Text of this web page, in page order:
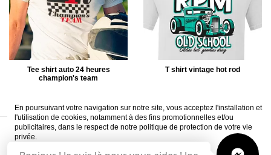
Tee shirt auto 24 heures
champion's team
T shirt vintage hot rod
A propos
Paiement sécurisé
En poursuivant votre navigation sur notre site, vous acceptez l'installation et
l'utilisation de cookies, notamment à des fins promotionnelles et/ou
publicitaires, dans le respect de notre politique de protection de votre vie
privée.